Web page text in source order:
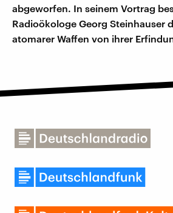
abgeworfen. In seinem Vortrag
Radioökologe Georg Steinhauser
atomarer Waffen von ihrer